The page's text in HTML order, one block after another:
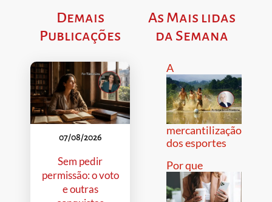
Demais
Publicações
07/08/2026
Sem pedir
permissão: o voto
e outras
As Mais lidas
da Semana
A
mercantilização
dos esportes
Por que